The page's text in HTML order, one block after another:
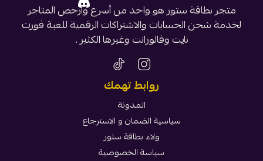
متجر بطاقة ستور هو واحد من أسرع وأرخص المتاجر
لخدمة شحن الحسابات والاشتراكات الرقمية للعبة فورت
نايت وفالورانت وغيرها الكثير .
روابط تهمك
المدونة
سياسية الضمان و الاسترجاع
ولاء بطاقة ستور
سياسة الخصوصية